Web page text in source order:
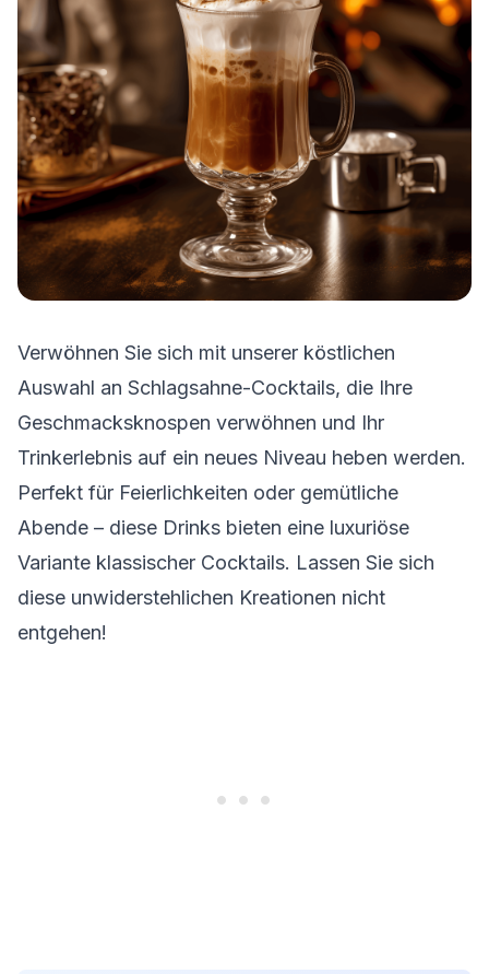
Verwöhnen Sie sich mit unserer köstlichen
Auswahl an Schlagsahne-Cocktails, die Ihre
Geschmacksknospen verwöhnen und Ihr
Trinkerlebnis auf ein neues Niveau heben werden.
Perfekt für Feierlichkeiten oder gemütliche
Abende – diese Drinks bieten eine luxuriöse
Variante klassischer Cocktails. Lassen Sie sich
diese unwiderstehlichen Kreationen nicht
entgehen!